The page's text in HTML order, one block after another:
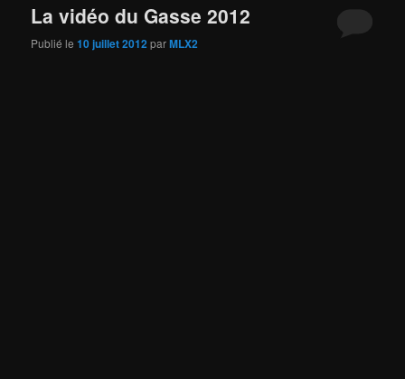
La vidéo du Gasse 2012
Publié le10 juillet 2012parMLX2